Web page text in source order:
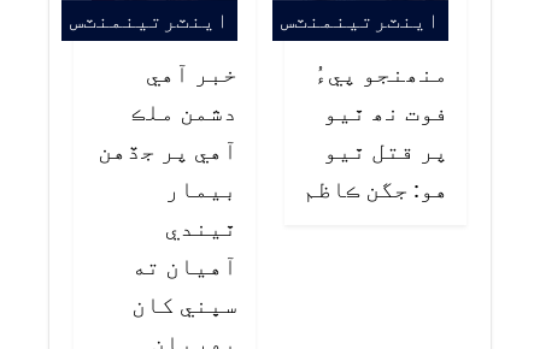
اينٽرتينمنٽس
منھنجو پيءُ
فوت نھ ٿيو
پر قتل ٿيو
هو: جگن ڪاظم
اينٽرتينمنٽس
خبر آهي
دشمن ملڪ
آهي پر جڏهن
بيمار
ٿيندي
آهيان ته
سڀني کان
پهريان